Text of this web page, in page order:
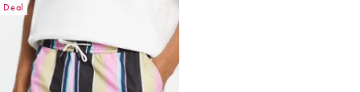
Deal